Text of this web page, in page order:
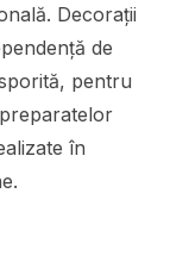
Decorații
de
pentru
în